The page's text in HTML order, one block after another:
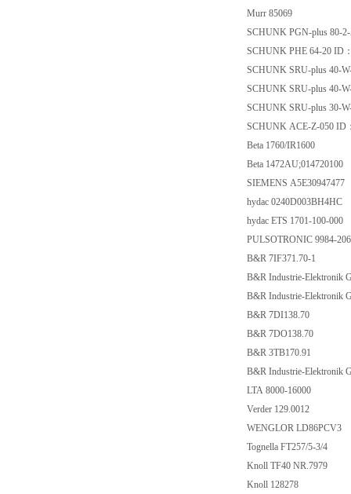
Murr 85069
SCHUNK PGN-plus 80-
SCHUNK PHE 64-20 ID
SCHUNK SRU-plus 40-
SCHUNK SRU-plus 40-
SCHUNK SRU-plus 30-
SCHUNK ACE-Z-050 ID
Beta 1760/IR1600
Beta 1472AU;014720100
SIEMENS A5E30947477
hydac 0240D003BH4HC
hydac ETS 1701-100-000
PULSOTRONIC 9984-
B&R 7IF371.70-1
B&R Industrie-Elektronik
B&R Industrie-Elektronik
B&R 7DI138.70
B&R 7DO138.70
B&R 3TB170.91
B&R Industrie-Elektronik
LTA 8000-16000
Verder 129.0012
WENGLOR LD86PCV3
Tognella FT257/5-3/4
Knoll TF40 NR.7979
Knoll 128278